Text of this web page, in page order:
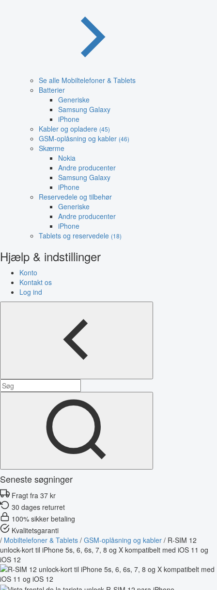
Se alle Mobiltelefoner & Tablets
Batterier
Generiske
Samsung Galaxy
iPhone
Kabler og opladere (45)
GSM-oplåsning og kabler (46)
Skærme
Nokia
Andre producenter
Samsung Galaxy
iPhone
Reservedele og tilbehør
Generiske
Andre producenter
iPhone
Tablets og reservedele (18)
Hjælp & indstillinger
Konto
Kontakt os
Log ind
Seneste søgninger
Fragt fra 37 kr
30 dages returret
100% sikker betaling
Kvalitetsgaranti
/ Mobiltelefoner & Tablets / GSM-oplåsning og kabler / R-SIM 12
unlock-kort til iPhone 5s, 6, 6s, 7, 8 og X kompatibelt med iOS 11 og
iOS 12